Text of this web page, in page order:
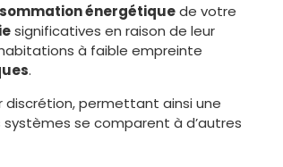
énergétiquede votre
significatives en raison de leur
à faible empreinte
.
permettant ainsi une
se comparent à d’autres